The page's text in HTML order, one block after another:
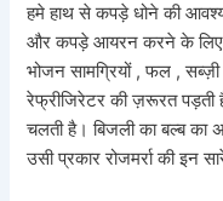
हमे हाथ से कपड़े धोने की
और कपड़े आयरन करने के लिए
भोजन सामग्रियों , फल ,
रेफ्रीजिरेटर की ज़रूरत पड़ती
चलती है। बिजली का बल्ब का
उसी प्रकार रोजमर्रा की इन